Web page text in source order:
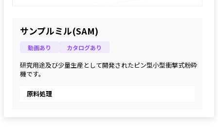
サンプルミル(SAM)
動画あり カタログあり
研究用途及び少量生産として開発されたピン型小型衝撃式粉砕
機です。
原料処理